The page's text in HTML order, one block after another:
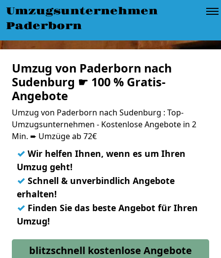
Umzugsunternehmen
Paderborn
Umzug von Paderborn nach
Sudenburg ☛ 100 % Gratis-
Angebote
Umzug von Paderborn nach Sudenburg : Top-
Umzugsunternehmen - Kostenlose Angebote in 2
Min. ➨ Umzüge ab 72€
✓ Wir helfen Ihnen, wenn es um Ihren
Umzug geht!
✓ Schnell & unverbindlich Angebote
erhalten!
✓ Finden Sie das beste Angebot für Ihren
Umzug!
blitzschnell kostenlose Angebote